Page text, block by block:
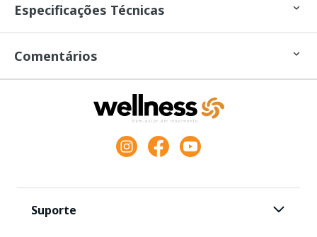
Especificações Técnicas
Comentários
Suporte